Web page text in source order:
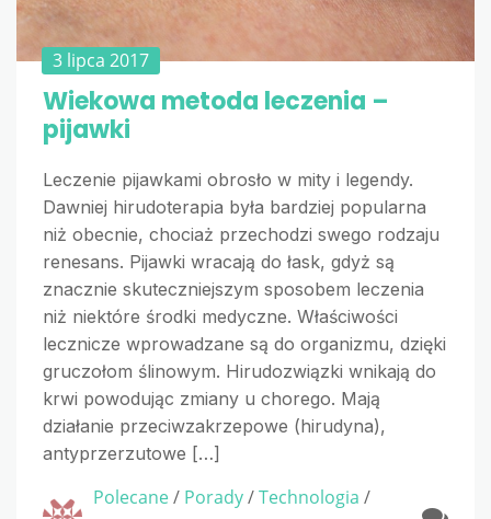
3 lipca 2017
Wiekowa metoda leczenia –
pijawki
Leczenie pijawkami obrosło w mity i legendy.
Dawniej hirudoterapia była bardziej popularna
niż obecnie, chociaż przechodzi swego rodzaju
renesans. Pijawki wracają do łask, gdyż są
znacznie skuteczniejszym sposobem leczenia
niż niektóre środki medyczne. Właściwości
lecznicze wprowadzane są do organizmu, dzięki
gruczołom ślinowym. Hirudozwiązki wnikają do
krwi powodując zmiany u chorego. Mają
działanie przeciwzakrzepowe (hirudyna),
antyprzerzutowe […]
Polecane/ Porady/Technologia /